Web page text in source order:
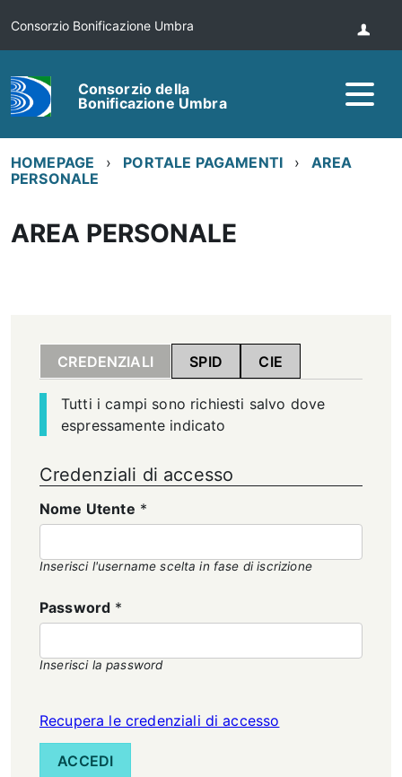
Consorzio Bonificazione Umbra
Consorzio della
Bonificazione Umbra
HOMEPAGE PORTALE PAGAMENTI
AREA
PERSONALE
AREA PERSONALE
CREDENZIALI SPID CIE
Tutti i campi sono richiesti salvo dove
espressamente indicato
Credenziali di accesso
Nome Utente *
Inserisci l'username scelta in fase di iscrizione
Password *
Inserisci la password
Recupera le credenziali di accesso